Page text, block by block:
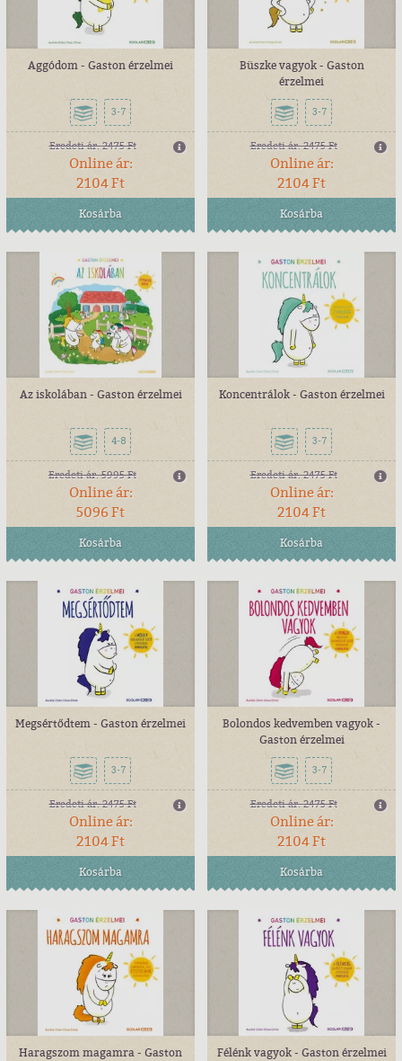
Aggódom - Gaston érzelmei
3-7
Eredeti ár:2475 Ft
Online ár:
2104 Ft
Kosárba
Büszke vagyok - Gaston
érzelmei
3-7
Eredeti ár:2475 Ft
Online ár:
2104 Ft
Kosárba
Az iskolában - Gaston érzelmei
4-8
Eredeti ár:5995 Ft
Online ár:
5096 Ft
Kosárba
Koncentrálok - Gaston érzelmei
3-7
Eredeti ár:2475 Ft
Online ár:
2104 Ft
Kosárba
Megsértődtem - Gaston érzelmei
3-7
Eredeti ár:2475 Ft
Online ár:
2104 Ft
Kosárba
Bolondos kedvemben vagyok -
Gaston érzelmei
3-7
Eredeti ár:2475 Ft
Online ár:
2104 Ft
Kosárba
Haragszom magamra - Gaston Félénk vagyok - Gaston érzelmei